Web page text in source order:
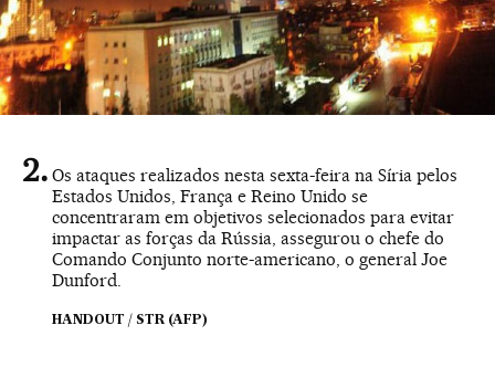
Os ataques realizados nesta sexta-feira na Síria pelos
Estados Unidos, França e Reino Unido se
concentraram em objetivos selecionados para evitar
impactar as forças da Rússia, assegurou o chefe do
Comando Conjunto norte-americano, o general Joe
Dunford.
HANDOUT / STR (AFP)